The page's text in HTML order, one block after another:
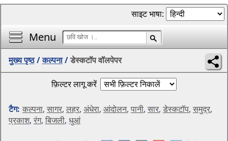
Menu
साइट भाषा:
मुख्य पृष्ठ/कल्पना/डेस्कटॉप वॉलपेपर
फ़िल्टर लागू करें
टैग: कल्पना, सागर, लहर, अंधेरा, आंदोलन, पानी, सार, डेस्कटॉप, समुद्र,
प्रकाश, रंग, बिजली, धुआं